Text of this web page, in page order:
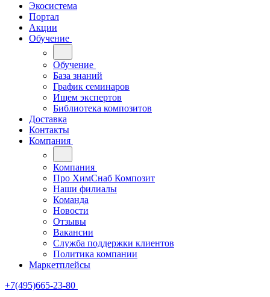
Экосистема
Портал
Акции
Обучение
Обучение
База знаний
График семинаров
Ищем экспертов
Библиотека композитов
Доставка
Контакты
Компания
Компания
Про ХимСнаб Композит
Наши филиалы
Команда
Новости
Отзывы
Вакансии
Служба поддержки клиентов
Политика компании
Маркетплейсы
+7(495)665-23-80